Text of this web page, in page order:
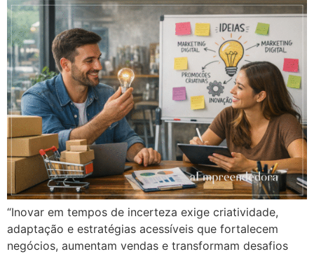
“Inovar em tempos de incerteza exige criatividade,
adaptação e estratégias acessíveis que fortalecem
negócios, aumentam vendas e transformam desafios